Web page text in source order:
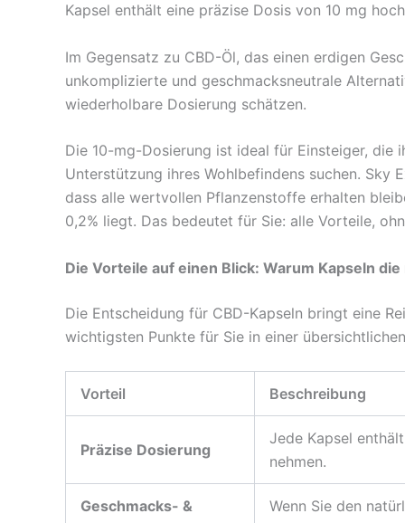
Kapsel enthält eine präzise Dosis von 10 mg
Im Gegensatz zu CBD-Öl, das einen erdigen
unkomplizierte und geschmacksneutrale
wiederholbare Dosierung schätzen.
Die 10-mg-Dosierung ist ideal für Einsteiger,
Unterstützung ihres Wohlbefindens suchen.
dass alle wertvollen Pflanzenstoffe erhalten
0,2% liegt. Das bedeutet für Sie: alle Vorteile,
Die Vorteile auf einen Blick: Warum Kapseln
Die Entscheidung für CBD-Kapseln bringt eine
wichtigsten Punkte für Sie in einer
Vorteil Beschreibung
Präzise Dosierung
Jede Kapsel
nehmen.
Geschmacks- &
Wenn Sie den